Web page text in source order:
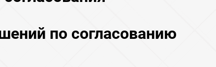
по согласованию